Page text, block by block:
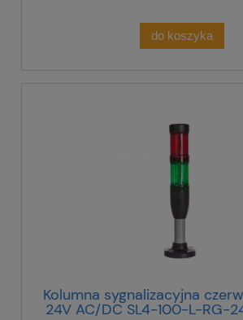
do koszyka
Kolumna sygnalizacyjna
24V AC/DC SL4-100-L-RG-